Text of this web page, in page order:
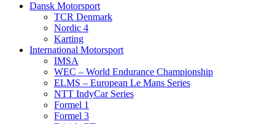
Dansk Motorsport
TCR Denmark
Nordic 4
Karting
International Motorsport
IMSA
WEC – World Endurance Championship
ELMS – European Le Mans Series
NTT IndyCar Series
Formel 1
Formel 3